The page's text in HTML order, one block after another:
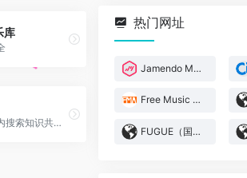
库
在全球范围内搜索知识共享许可下的歌曲
热门网址
Jamendo Music
Free Music Archive
FUGUE（国外网站）